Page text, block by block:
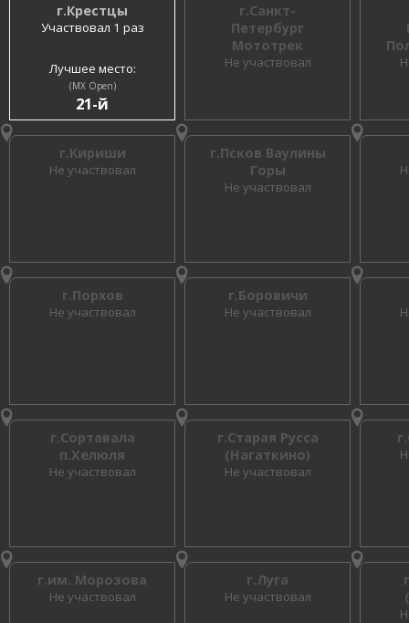
г.Крестцы
Участвовал 1 раз
Лучшее место:
(MX Open)
21-й
г.Санкт-
Петербург
Мототрек
Не участвовал
г.Кириши
Не участвовал
г.Псков Ваулины
Горы
Не участвовал
г.Порхов
Не участвовал
г.Боровичи
Не участвовал
г.Сортавала
п.Хелюля
Не участвовал
г.Старая Русса
(Нагаткино)
Не участвовал
г.им. Морозова
Не участвовал
г.Луга
Не участвовал